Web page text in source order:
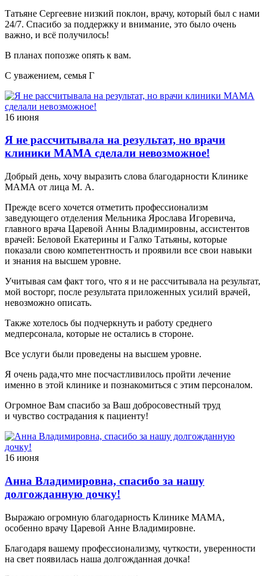
Татьяне Сергеевне низкий поклон, врачу, который был с нами
24/7. Спасибо за поддержку и внимание, это было очень
важно, и всё получилось!
В планах попозже опять к вам.
С уважением, семья Г
16 июня
Я не рассчитывала на результат, но врачи
клиники МАМА сделали невозможное!
Добрый день, хочу выразить слова благодарности Клинике
МАМА от лица М. А.
Прежде всего хочется отметить профессионализм
заведующего отделения Мельника Ярослава Игоревича,
главного врача Царевой Анны Владимировны, ассистентов
врачей: Беловой Екатерины и Галко Татьяны, которые
показали свою компетентность и проявили все свои навыки
и знания на высшем уровне.
Учитывая сам факт того, что я и не рассчитывала на результат,
мой восторг, после результата приложенных усилий врачей,
невозможно описать.
Также хотелось бы подчеркнуть и работу среднего
медперсонала, которые не остались в стороне.
Все услуги были проведены на высшем уровне.
Я очень рада,что мне посчастливилось пройти лечение
именно в этой клинике и познакомиться с этим персоналом.
Огромное Вам спасибо за Ваш добросовестный труд
и чувство сострадания к пациенту!
16 июня
Анна Владимировна, спасибо за нашу
долгожданную дочку!
Выражаю огромную благодарность Клинике МАМА,
особенно врачу Царевой Анне Владимировне.
Благодаря вашему профессионализму, чуткости, уверенности
на свет появилась наша долгожданная дочка!